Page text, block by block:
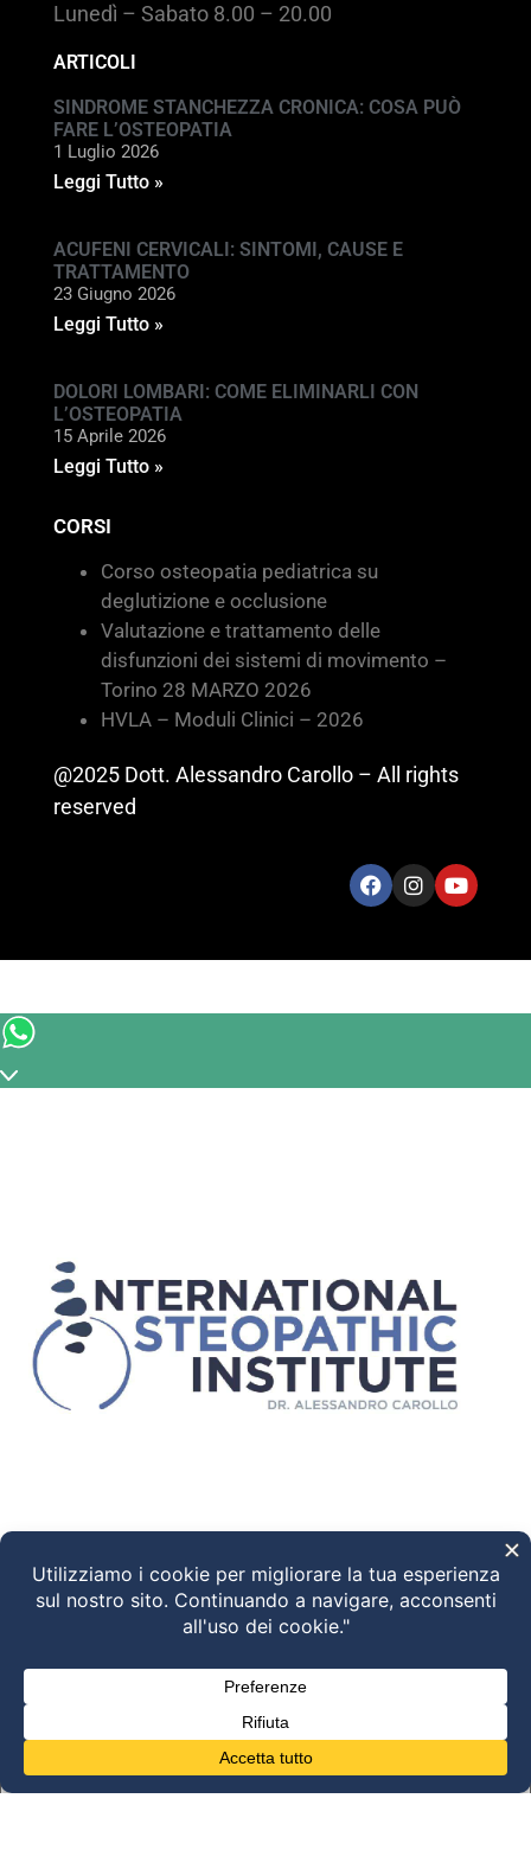
Lunedì – Sabato 8.00 – 20.00
ARTICOLI
SINDROME STANCHEZZA CRONICA: COSA PUÒ
FARE L’OSTEOPATIA
1 Luglio 2026
Leggi Tutto »
ACUFENI CERVICALI: SINTOMI, CAUSE E
TRATTAMENTO
23 Giugno 2026
Leggi Tutto »
DOLORI LOMBARI: COME ELIMINARLI CON
L’OSTEOPATIA
15 Aprile 2026
Leggi Tutto »
CORSI
Corso osteopatia pediatrica su
deglutizione e occlusione
Valutazione e trattamento delle
disfunzioni dei sistemi di movimento –
Torino 28 MARZO 2026
HVLA – Moduli Clinici – 2026
@2025 Dott. Alessandro Carollo – All rights
reserved
Ciao! Come possiamo aiutarti?
05:05
"+chaty_settings.lang.emoji_picker+"